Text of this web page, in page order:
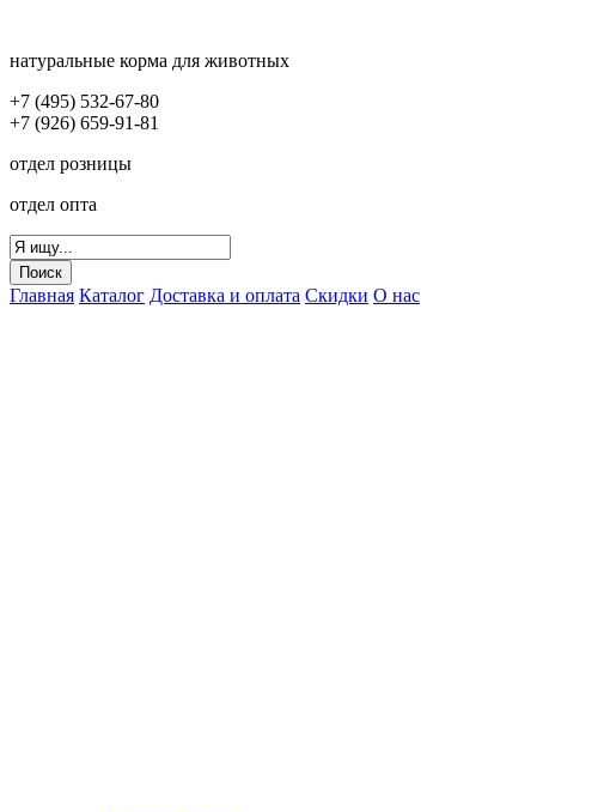
натуральные корма для животных
+7 (495) 532-67-80
+7 (926) 659-91-81
отдел розницы
отдел опта
Главная Каталог Доставка и оплата Скидки О нас